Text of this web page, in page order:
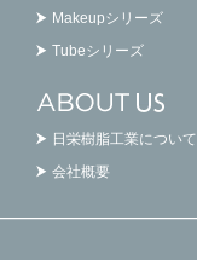
Makeupシリーズ
Tubeシリーズ
日栄樹脂工業について
会社概要